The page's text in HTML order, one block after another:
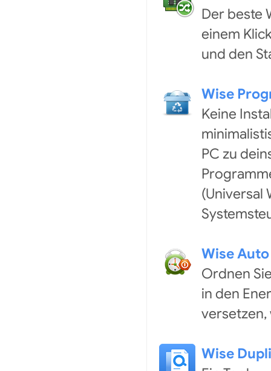
Der beste
einem
und den
Wise
Keine
PC zu
(Universal
Wise
Ordnen
in den
versetzen,
Wise